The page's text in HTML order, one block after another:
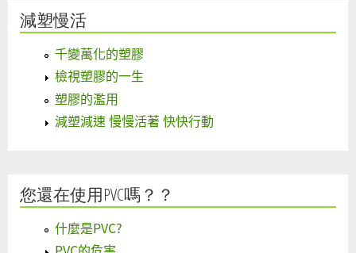
減塑慢活
千變萬化的塑膠
檢視塑膠的一生
塑膠的濫用
減塑減速 慢慢活著 快快行動
您還在使用PVC嗎？？
什麼是PVC?